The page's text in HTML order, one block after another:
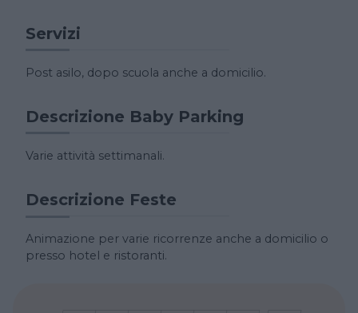
Servizi
Post asilo, dopo scuola anche a domicilio.
Descrizione Baby Parking
Varie attività settimanali.
Descrizione Feste
Animazione per varie ricorrenze anche a domicilio o
presso hotel e ristoranti.